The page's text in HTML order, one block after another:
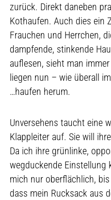
zurück. Direkt daneben
Kothaufen. Auch dies ein
Frauchen und Herrchen,
dampfende, stinkende
auflesen, sieht man
liegen nun – wie überall
…haufen herum.
Unversehens taucht eine
Klappleiter auf. Sie will
Da ich ihre grünlinke,
wegduckende Einstellung
mich nur oberflächlich,
dass mein Rucksack aus